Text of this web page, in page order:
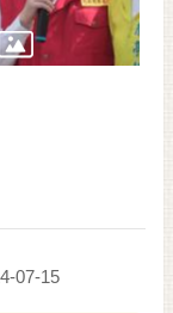
07-15